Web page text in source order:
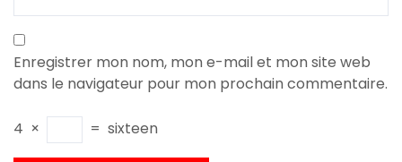
Enregistrer mon nom, mon e-mail et mon site web
dans le navigateur pour mon prochain commentaire.
4 × = sixteen